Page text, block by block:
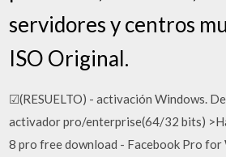
servidores y centros
ISO Original.
☑(RESUELTO) - activación Windows.
activador pro/enterprise(64/32 bits)
8 pro free download - Facebook Pro for